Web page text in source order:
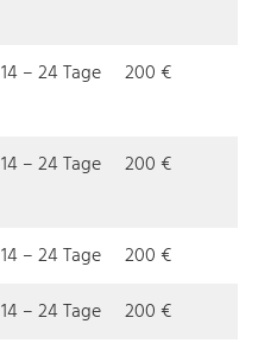
14 – 24 Tage 200 €
14 – 24 Tage 200 €
14 – 24 Tage
200 €
14 – 24 Tage
200 €